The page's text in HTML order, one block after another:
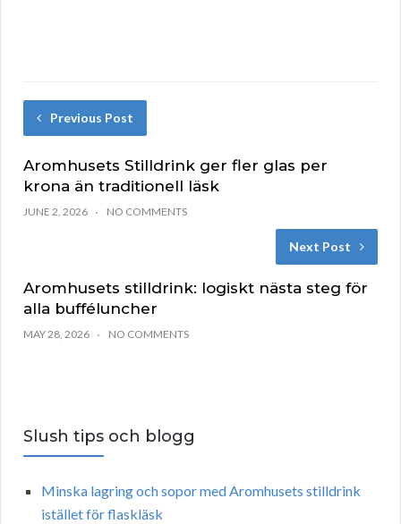
Previous Post
Aromhusets Stilldrink ger fler glas per
krona än traditionell läsk
JUNE 2, 2026 NO COMMENTS
Next Post
Aromhusets stilldrink: logiskt nästa steg för
alla bufféluncher
MAY 28, 2026 NO COMMENTS
Slush tips och blogg
Minska lagring och sopor med Aromhusets stilldrink
istället för flaskläsk